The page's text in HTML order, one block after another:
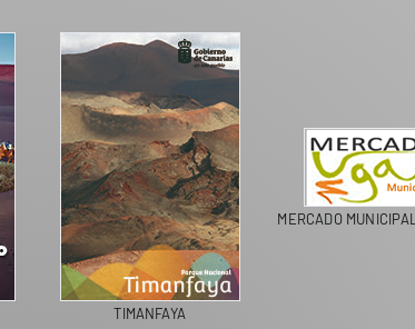
TIMANFAYA
MERCADO